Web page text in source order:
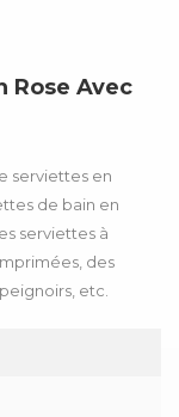
Rose Avec
serviettes en
de bain en
serviettes à
des
etc.